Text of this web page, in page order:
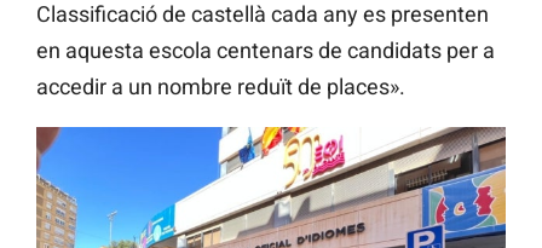
Classificació de castellà cada any es presenten
en aquesta escola centenars de candidats per a
accedir a un nombre reduït de places».